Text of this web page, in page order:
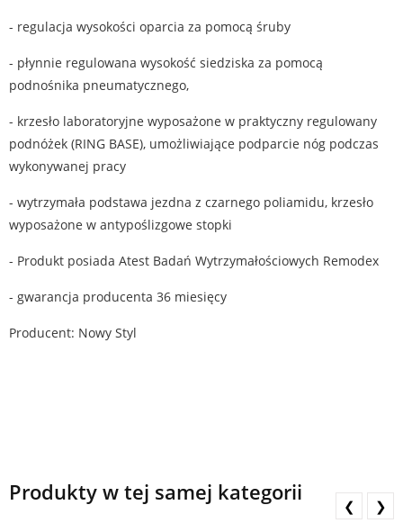
- regulacja wysokości oparcia za pomocą śruby
- płynnie regulowana wysokość siedziska za pomocą
podnośnika pneumatycznego,
- krzesło laboratoryjne wyposażone w praktyczny regulowany
podnóżek (RING BASE), umożliwiające podparcie nóg podczas
wykonywanej pracy
- wytrzymała podstawa jezdna z czarnego poliamidu, krzesło
wyposażone w antypoślizgowe stopki
- Produkt posiada Atest Badań Wytrzymałościowych Remodex
- gwarancja producenta 36 miesięcy
Producent: Nowy Styl
Produkty w tej samej kategorii
❮ ❯